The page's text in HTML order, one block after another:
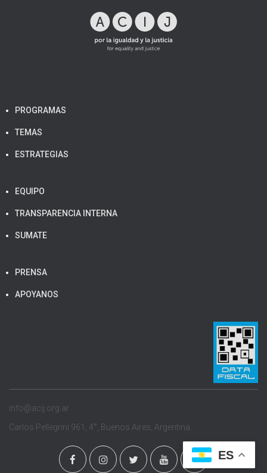
PROGRAMAS
TEMAS
ESTRATEGIAS
EQUIPO
TRANSPARENCIA INTERNA
SUMATE
PRENSA
APOYANOS
info@acij.org.ar
Carlos Pellegrini 961, 4°, Buenos Aires, Argentina.
ES